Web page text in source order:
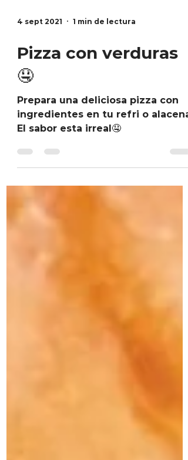
4 sept 2021 1 min de lectura
Pizza con verduras
🤤
ingredientes en tu refri o alacena.
El sabor esta irreal🤤